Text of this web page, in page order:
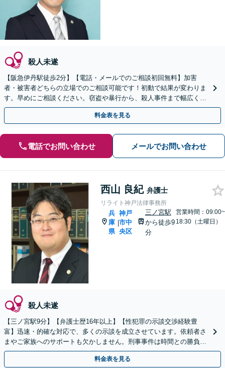
殺人未遂
【阪急伊丹駅徒歩2分】【電話・メールでのご相談初回無料】加害
者・被害者どちらの立場でのご相談可能です！初動で結果が変わりま
す。早めにご相談ください。窃盗や暴行から、殺人事件まで幅広く対
応いたします【夜間休日対応可】【オンライン面談可】
料金表を見る
電話でお問い合わせ メールでお問い合わせ
西山 良紀 弁護士
リライト神戸法律事務所
兵
庫
県
|
神戸
市中
央区
三ノ宮駅
から徒歩9
分
営業時間：09:00~
18:30（土曜日）
殺人未遂
【三ノ宮駅9分】【弁護士歴16年以上】【性犯罪の示談交渉経験豊
富】迅速・的確な対応で、多くの示談を成立させています。依頼者さ
まやご家族へのサポートも欠かしません。刑事事件は時間との勝負で
す。お早めにご相談ください。【初回相談無料】
料金表を見る